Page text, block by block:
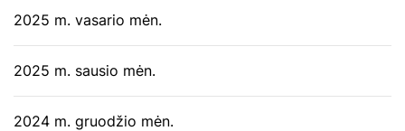
2025 m. vasario mėn.
2025 m. sausio mėn.
2024 m. gruodžio mėn.